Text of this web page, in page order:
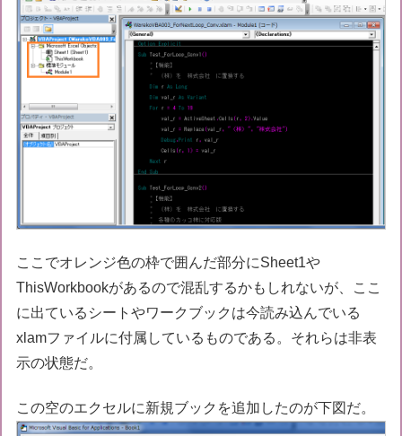
ここでオレンジ色の枠で囲んだ部分にSheet1や
ThisWorkbookがあるので混乱するかもしれないが、ここ
に出ているシートやワークブックは今読み込んでいる
xlamファイルに付属しているものである。それらは非表
示の状態だ。
この空のエクセルに新規ブックを追加したのが下図だ。